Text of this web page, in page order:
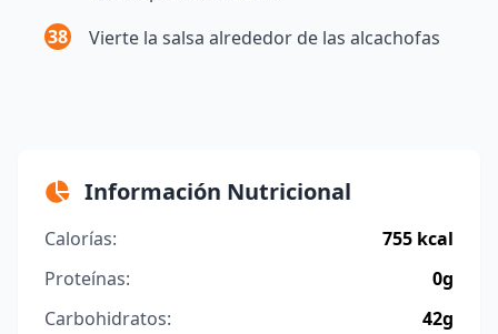
38
Vierte la salsa alrededor de las alcachofas
Información Nutricional
Calorías:
755 kcal
Proteínas:
0g
Carbohidratos:
42g